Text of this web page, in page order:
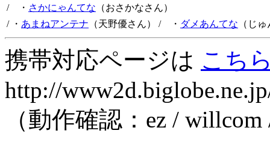
/ ・ さかにゃんてな （おさかなさん）
/ ・ あまねアンテナ （天野優さん） / ・ ダメあんてな （じ
携帯対応ページは こち
http://
（動作確認：ez /